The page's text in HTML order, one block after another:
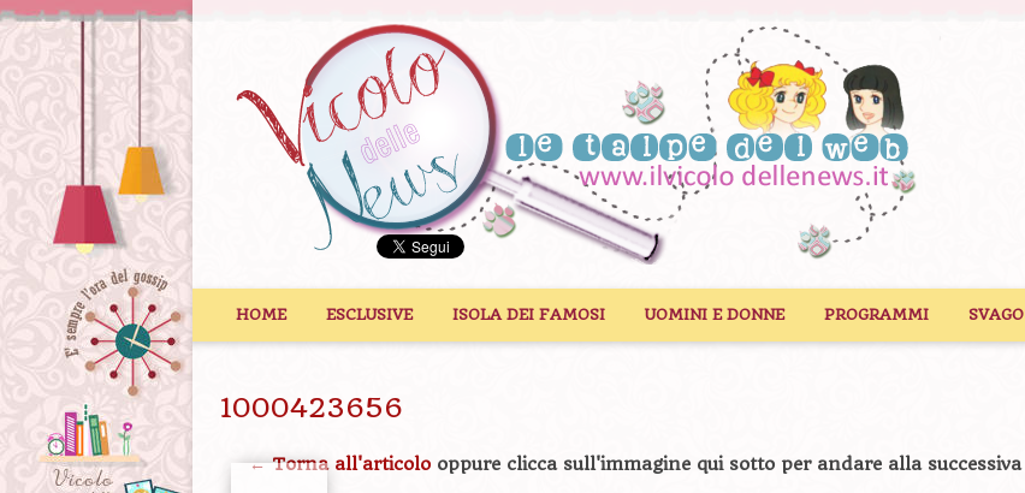
HOME ESCLUSIVE ISOLA DEI FAMOSI UOMINI E DONNE PROGRAMMI SVAGO
1000423656
← Torna all'articolo oppure clicca sull'immagine qui sotto per andare alla successiva